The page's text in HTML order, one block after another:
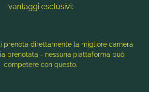
salutare calcio vitaminico in
riscaldata tutto l'anno
più accoglienti con letti a castello
vantaggi esclusivi:
prenota direttamente la migliore camera
prenotata - nessuna piattaforma può
competere con questo.